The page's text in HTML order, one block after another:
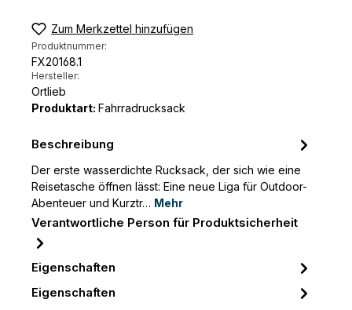
Zum Merkzettel hinzufügen
Produktnummer:
FX20168.1
Hersteller:
Ortlieb
Produktart: Fahrradrucksack
Beschreibung
Der erste wasserdichte Rucksack, der sich wie eine
Reisetasche öffnen lässt: Eine neue Liga für Outdoor-
Abenteuer und Kurztr… Mehr
Verantwortliche Person für Produktsicherheit
Eigenschaften
Eigenschaften